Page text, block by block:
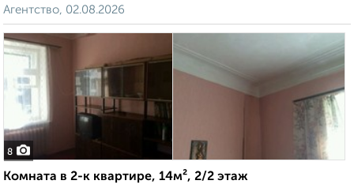
Агентство, 02.08.2026
8
Комната в 2-к квартире, 14м², 2/2 этаж